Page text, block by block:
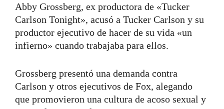
Abby Grossberg, ex productora de «Tucker
Carlson Tonight», acusó a Tucker Carlson y su
productor ejecutivo de hacer de su vida «un
infierno» cuando trabajaba para ellos.
Grossberg presentó una demanda contra
Carlson y otros ejecutivos de Fox, alegando
que promovieron una cultura de acoso sexual y